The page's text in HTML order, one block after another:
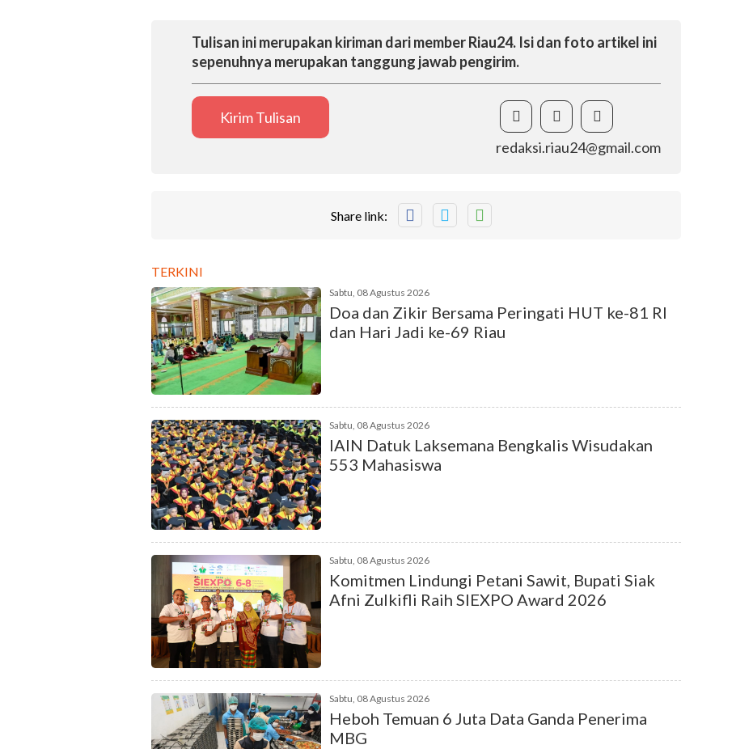
Tulisan ini merupakan kiriman dari member Riau24. Isi dan foto artikel ini
sepenuhnya merupakan tanggung jawab pengirim.
Kirim Tulisan
redaksi.riau24@gmail.com
Share link:
TERKINI
Sabtu, 08 Agustus 2026
Doa dan Zikir Bersama Peringati HUT ke-81 RI
dan Hari Jadi ke-69 Riau
Sabtu, 08 Agustus 2026
IAIN Datuk Laksemana Bengkalis Wisudakan
553 Mahasiswa
Sabtu, 08 Agustus 2026
Komitmen Lindungi Petani Sawit, Bupati Siak
Afni Zulkifli Raih SIEXPO Award 2026
Sabtu, 08 Agustus 2026
Heboh Temuan 6 Juta Data Ganda Penerima
MBG